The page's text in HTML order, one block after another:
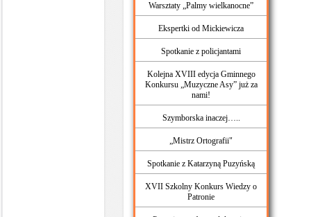
Warsztaty „Palmy wielkanocne”
Ekspertki od Mickiewicza
Spotkanie z policjantami
Kolejna XVIII edycja Gminnego
Konkursu „Muzyczne Asy” już za
nami!
Szymborska inaczej…..
„Mistrz Ortografii"
Spotkanie z Katarzyną Puzyńską
XVII Szkolny Konkurs Wiedzy o
Patronie